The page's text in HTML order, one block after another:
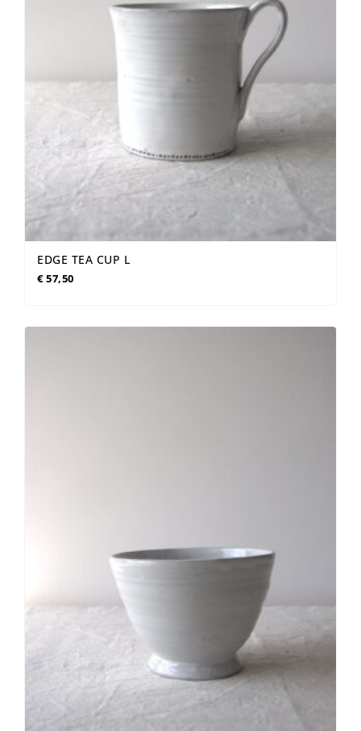
EDGE TEA CUP L
€57,50